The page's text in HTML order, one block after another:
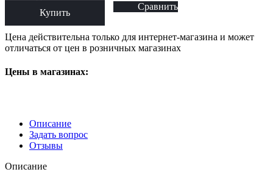
Купить
Сравнить
Цена действительна только для интернет-магазина и может
отличаться от цен в розничных магазинах
Цены в магазинах:
Описание
Задать вопрос
Отзывы
Описание